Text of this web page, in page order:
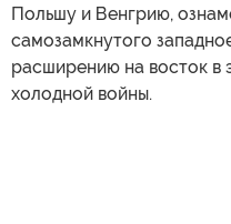
Польшу и Венгрию,
самозамкнутого
расширению на восток в
холодной войны.